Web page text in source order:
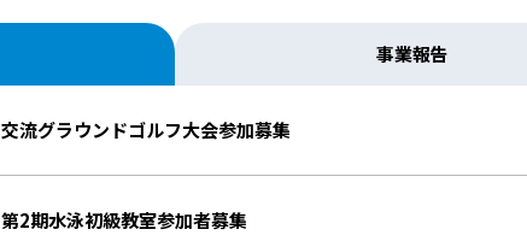
事業報告
交流グラウンドゴルフ大会参加募集
第2期水泳初級教室参加者募集